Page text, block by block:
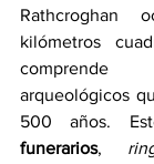
Rathcroghan
kilómetros
comprende
arqueológicos
500 años.
funerarios,